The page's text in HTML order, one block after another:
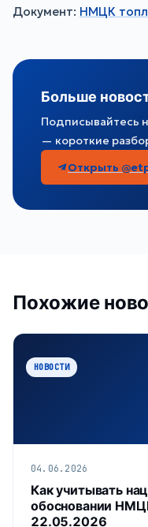
Документ: НМЦК
Больше
Подписывайтесь
— короткие
Открыть
Похожие
НОВОСТИ
04.06.2026
Как учитывать
обосновании
22.05.2026